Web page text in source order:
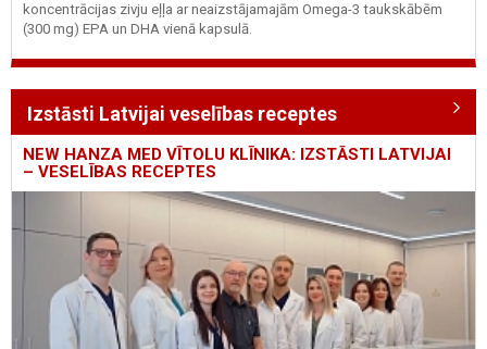
koncentrācijas zivju eļļa ar neaizstājamajām Omega-3 taukskābēm
(300 mg) EPA un DHA vienā kapsulā.
Izstāsti Latvijai veselības receptes
NEW HANZA MED VĪTOLU KLĪNIKA: IZSTĀSTI LATVIJAI
– VESELĪBAS RECEPTES